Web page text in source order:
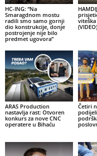
HC-ING: “Na
Smaragdnom mostu
radili smo samo gornji
dio konstrukcije, donje
postrojenje nije bilo
predmet ugovora”
(VIDEO)
ARAS Production
nastavlja rast: Otvoren
konkurs za nove CNC
operatere u Bihaću
Četiri